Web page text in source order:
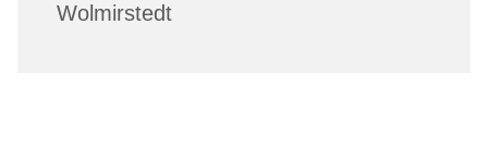
Wolmirstedt